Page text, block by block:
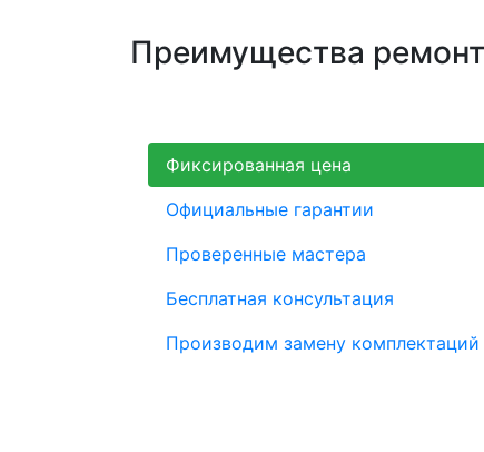
Преимущества
Фиксированная цена
Официальные гарантии
Проверенные мастера
Бесплатная консультация
Производим замену комплектаций